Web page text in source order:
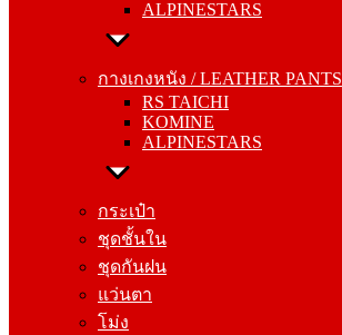
ALPINESTARS
กางเกงหนัง / LEATHER PANTS
RS TAICHI
KOMINE
ALPINESTARS
กระเป๋า
ชุดชั้นใน
ชุดกันฝน
แว่นตา
โม่ง
กางเกงหนัง / LEATHER PANTS
KOMINE
ALPINESTARS
กระเป๋า
ชุดชั้นใน
ชุดกันฝน
แว่นตา
โม่ง